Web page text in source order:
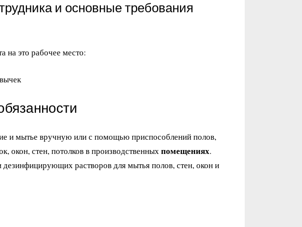
и основные требования
на это рабочее место:
и мытье вручную или с помощью приспособлений полов,
окон, стен, потолков в производственныхпомещениях.
растворов для мытья полов, стен, окон и